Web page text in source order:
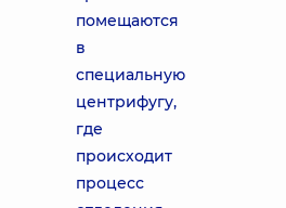
помещаются
в
специальную
центрифугу,
где
происходит
процесс